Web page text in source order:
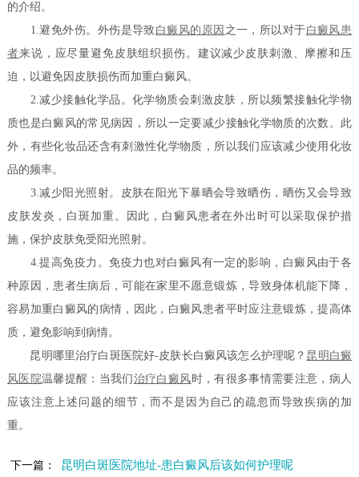
的介绍。
1.避免外伤。外伤是导致白癜风的原因 之一，所以对于白癜风患
者来说，应尽量避免皮肤组织损伤。建议减少皮肤刺激、摩擦和压
迫，以避免因皮肤损伤而加重白癜风。
2.减少接触化学品。化学物质会刺激皮肤，所以频繁接触化学物
质也是白癜风的常见病因，所以一定要减少接触化学物质的次数。此
外，有些化妆品还含有刺激性化学物质，所以我们应该减少使用化妆
品的频率。
3.减少阳光照射。皮肤在阳光下暴晒会导致晒伤，晒伤又会导致
皮肤发炎，白斑加重。因此，白癜风患者在外出时可以采取保护措
施，保护皮肤免受阳光照射。
4.提高免疫力。免疫力也对白癜风有一定的影响，白癜风由于各
种原因，患者生病后，可能在家里不愿意锻炼，导致身体机能下降，
容易加重白癜风的病情，因此，白癜风患者平时应注意锻炼，提高体
质，避免影响到病情。
昆明哪里治疗白斑医院好-皮肤长白癜风该怎么护理呢？ 昆明白癜
风医院温馨提醒：当我们 治疗白癜风时，有很多事情需要注意，病人
应该注意上述问题的细节，而不是因为自己的疏忽而导致疾病的加
重。
下一篇： 昆明白斑医院地址-患白癜风后该如何护理呢